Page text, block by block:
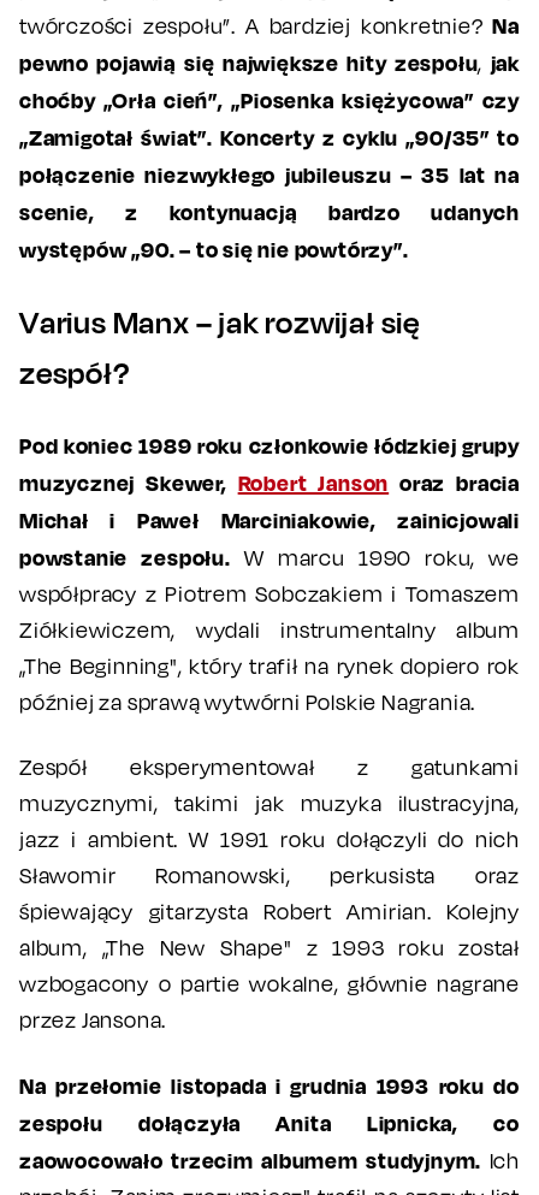
twórczości zespołu”. A bardziej konkretnie?Na
pewno pojawią się największe hity zespołu, jak
choćby „Orła cień”, „Piosenka księżycowa” czy
„Zamigotał świat”. Koncerty z cyklu „90/35” to
połączenie niezwykłego jubileuszu – 35 lat na
scenie, z kontynuacją bardzo udanych
występów „90. – to się nie powtórzy”.
Varius Manx – jak rozwijał się
zespół?
Pod koniec 1989 roku członkowie łódzkiej grupy
muzycznej Skewer, Robert Janson oraz bracia
Michał i Paweł Marciniakowie, zainicjowali
powstanie zespołu. W marcu 1990 roku, we
współpracy z Piotrem Sobczakiem i Tomaszem
Ziółkiewiczem, wydali instrumentalny album
„The Beginning", który trafił na rynek dopiero rok
później za sprawą wytwórni Polskie Nagrania.
Zespół eksperymentował z gatunkami
muzycznymi, takimi jak muzyka ilustracyjna,
jazz i ambient. W 1991 roku dołączyli do nich
Sławomir Romanowski, perkusista oraz
śpiewający gitarzysta Robert Amirian. Kolejny
album, „The New Shape" z 1993 roku został
wzbogacony o partie wokalne, głównie nagrane
przez Jansona.
Na przełomie listopada i grudnia 1993 roku do
zespołu dołączyła Anita Lipnicka, co
zaowocowało trzecim albumem studyjnym. Ich